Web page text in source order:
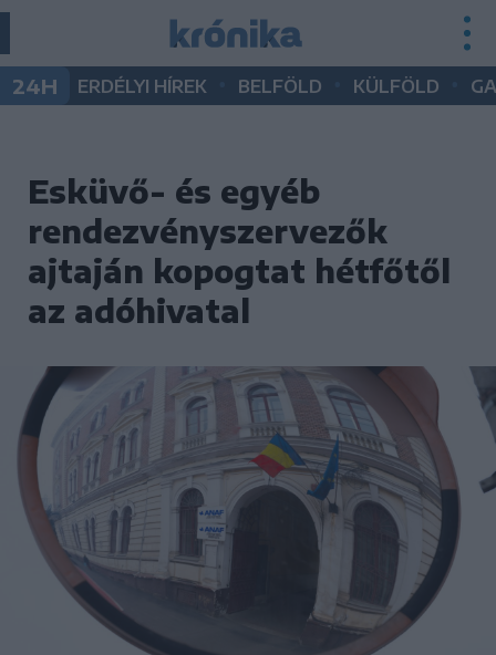
24H ERDÉLYI HÍREK BELFÖLD KÜLFÖLD
Esküvő- és egyéb
rendezvényszervezők
ajtaján kopogtat hétfőtől
az adóhivatal